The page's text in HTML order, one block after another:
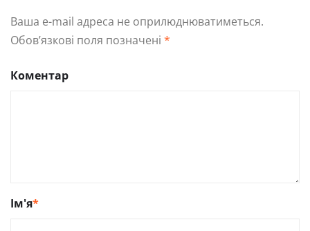
Ваша e-mail адреса не оприлюднюватиметься.
Обов’язкові поля позначені *
Коментар
Ім'я*